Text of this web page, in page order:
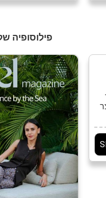
פילוסופיה
על